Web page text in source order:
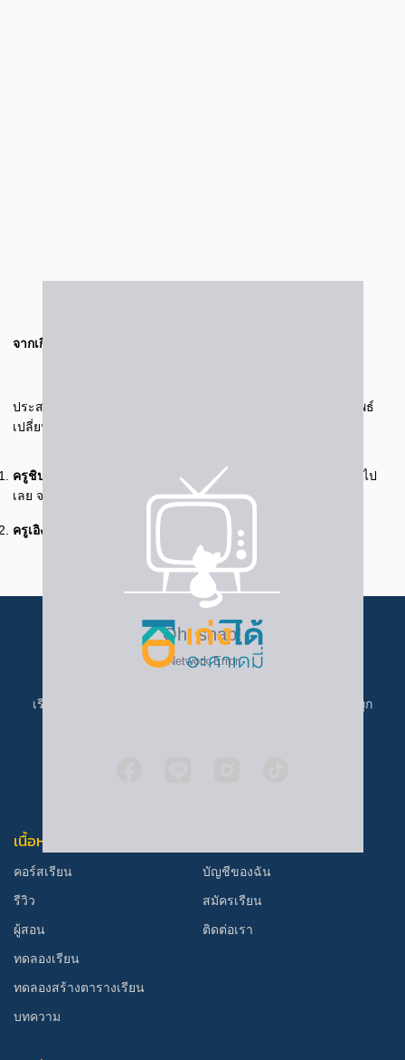
จากเกือบไม่ผ่าน สู่ที่ 1 ของห้อง เทอมนี้คว้าเกรด 4.00
ประสบการณ์จริงจาก น้องก็อต ลงคอร์สกับ เก่งได้ อะคาเดมี่ ผลลัพธ์
เปลี่ยนแบบชัดเจนมาก
ครูชิป
มีเทคนิคและสูตรลัดให้ทำโจทย์ แบบฝึกหัดที่โรงเรียนดูง่ายไป
เลย จากที่เคยได้ 6/10 ตอนนี้สอบได้เต็มทุกครั้ง
ครูเอิง สอนเข้าใจง่าย เข้าใจเร็ว เอาไปใช้จริงที่โรงเรียนได้
เรียนที่ เก่งได้ อะคาเดมี่ ราคาเข้าถึงง่าย ครบทุกคอร์ส เก่งได้ทุก
เนื้อหาการเรียน
คอร์สเรียน
รีวิว
ผู้สอน
ทดลองเรียน
ทดลองสร้างตารางเรียน
บทความ
บัญชีของฉัน
สมัครเรียน
ติดต่อเรา